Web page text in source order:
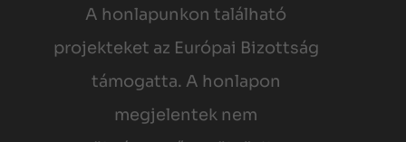
A honlapunkon található
projekteket az Európai Bizottság
támogatta. A honlapon
megjelentek nem